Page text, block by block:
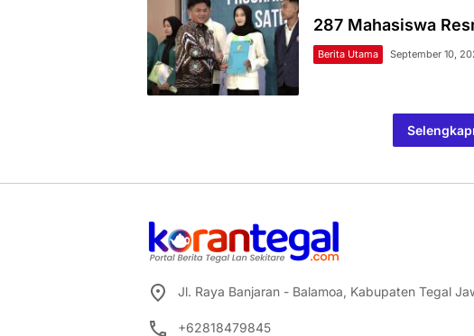
287 Mahasiswa
Berita Utama September 10,
Jl. Raya Banjaran - Balamoa, Kabupaten Tegal
+62818479845